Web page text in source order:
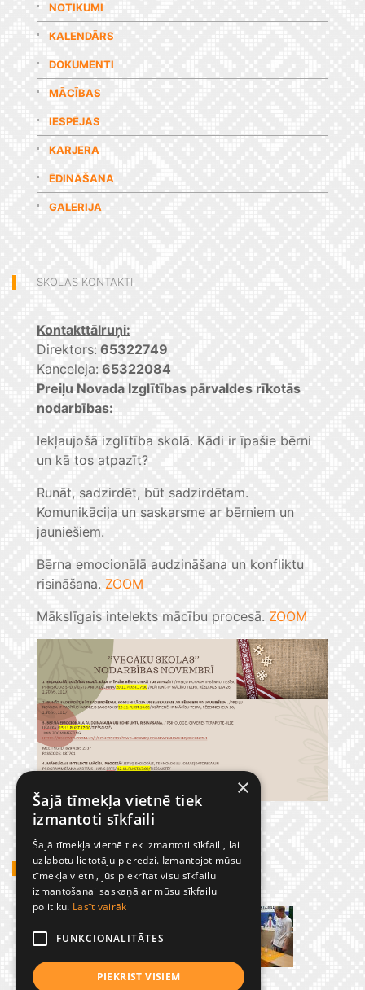
NOTIKUMI
KALENDĀRS
DOKUMENTI
MĀCĪBAS
IESPĒJAS
KARJERA
ĒDINĀŠANA
GALERIJA
SKOLAS KONTAKTI
Kontakttālruņi:
Direktors: 65322749
Kanceleja: 65322084
Preiļu Novada Izglītības pārvaldes rīkotās
nodarbības:
Iekļaujošā izglītība skolā. Kādi ir īpašie bērni
un kā tos atpazīt?
Runāt, sadzirdēt, būt sadzirdētam.
Komunikācija un saskarsme ar bērniem un
jauniešiem.
Bērna emocionālā audzināšana un konfliktu
risināšana. ZOOM
Mākslīgais intelekts mācību procesā. ZOOM
GADĪJUMBILDES
×
Šajā tīmekļa vietnē tiek
izmantoti sīkfaili
Šajā tīmekļa vietnē tiek izmantoti sīkfaili, lai
uzlabotu lietotāju pieredzi. Izmantojot mūsu
tīmekļa vietni, jūs piekrītat visu sīkfailu
izmantošanai saskaņā ar mūsu sīkfailu
politiku. Lasīt vairāk
FUNKCIONALITĀTES
PIEKRIST VISIEM